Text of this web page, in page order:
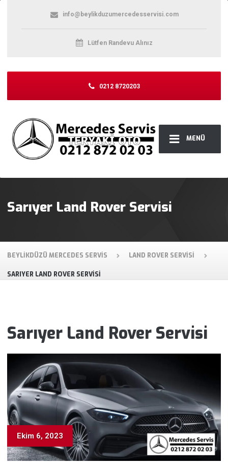
MENÜ
info@beylikduzumercedesservisi.com
Lütfen Randevu Alınız
0212 8720203
Sarıyer Land Rover Servisi
BEYLIKDÜZÜ MERCEDES SERVIS LAND ROVER SERVISI
SARIYER LAND ROVER SERVISI
Sarıyer Land Rover Servisi
Ekim 6, 2023